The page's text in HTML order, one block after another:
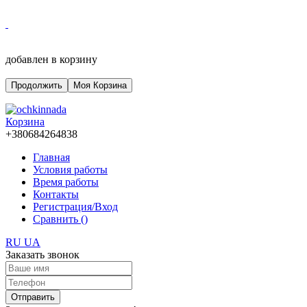
добавлен в корзину
Продолжить Моя Корзина
Корзина
+380684264838
Главная
Условия работы
Время работы
Контакты
Регистрация/Вход
Сравнить ()
RU UA
Заказать звонок
Отправить